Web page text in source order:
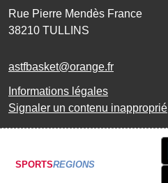
Rue Pierre Mendès France
38210 TULLINS
astfbasket@orange.fr
Informations légales
Signaler un contenu inapproprié
SPORTSREGIONS